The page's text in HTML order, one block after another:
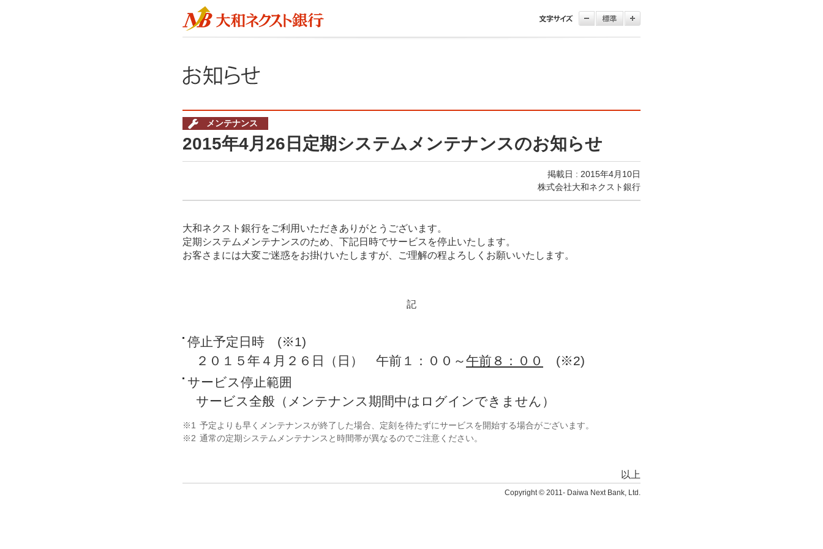
メンテナンス
2015年4月26日定期システムメンテナンスのお知らせ
掲載日 : 2015年4月10日
株式会社大和ネクスト銀行
大和ネクスト銀行をご利用いただきありがとうございます。
定期システムメンテナンスのため、下記日時でサービスを停止いたします。
お客さまには大変ご迷惑をお掛けいたしますが、ご理解の程よろしくお願いいたします。
記
停止予定日時 (※1)
２０１５年４月２６日（日） 午前１：００～午前８：００
(※2)
サービス停止範囲
サービス全般（メンテナンス期間中はログインできません）
※1 予定よりも早くメンテナンスが終了した場合、定刻を待たずにサービスを開始する場合がございます。
※2 通常の定期システムメンテナンスと時間帯が異なるのでご注意ください。
以上
Copyright © 2011- Daiwa Next Bank, Ltd.